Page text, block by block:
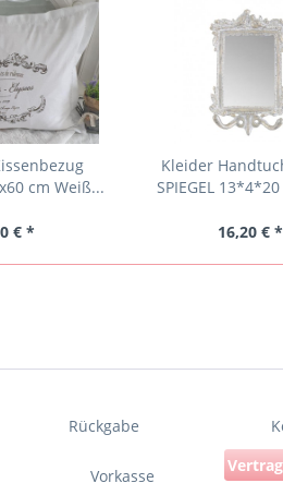
cm Weiß...
€ *
Kleider
SPIEGEL
16,20 € *
Rückgabe
Vorkasse